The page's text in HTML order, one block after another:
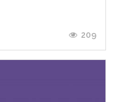
209